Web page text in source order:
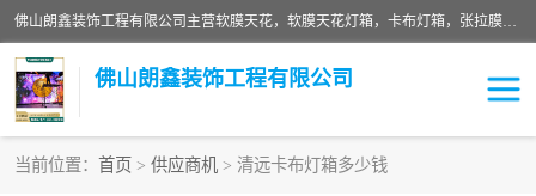
佛山朗鑫装饰工程有限公司主营软膜天花，软膜天花灯箱，卡布灯箱，张拉膜等产品，价格实惠，支持定制；公司专业装饰铺面，家居，会展特装，软膜等工程，技能精良人员，安装快、价格合理，质量保证、热诚与各方有识人士合作，欢迎新老客户来电咨询。
佛山朗鑫装饰工程有限公司
当前位置： 首页 > 供应商机 > 清远卡布灯箱多少钱